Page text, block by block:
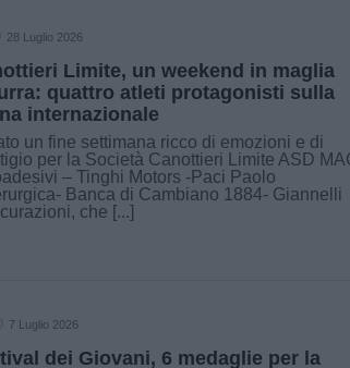
28 Luglio 2026
Limite, un weekend in maglia
quattro atleti protagonisti sulla
internazionale
un fine settimana ricco di emozioni e di
per la Società Canottieri Limite ASD
– Tinghi Motors -Paci Paolo
Banca di Cambiano 1884- Giannelli
che [...]
7 Luglio 2026
dei Giovani, 6 medaglie per la